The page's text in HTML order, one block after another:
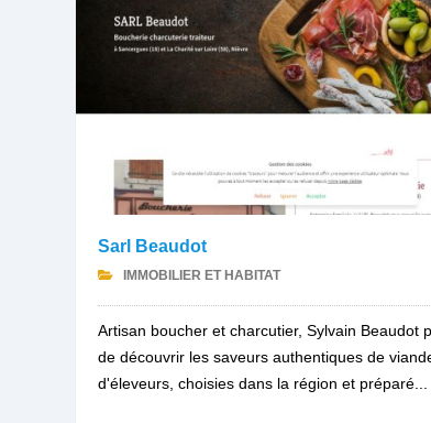
Sarl Beaudot
IMMOBILIER ET HABITAT
Artisan boucher et charcutier, Sylvain Beaudot
de découvrir les saveurs authentiques de
d'éleveurs, choisies dans la région et préparé...